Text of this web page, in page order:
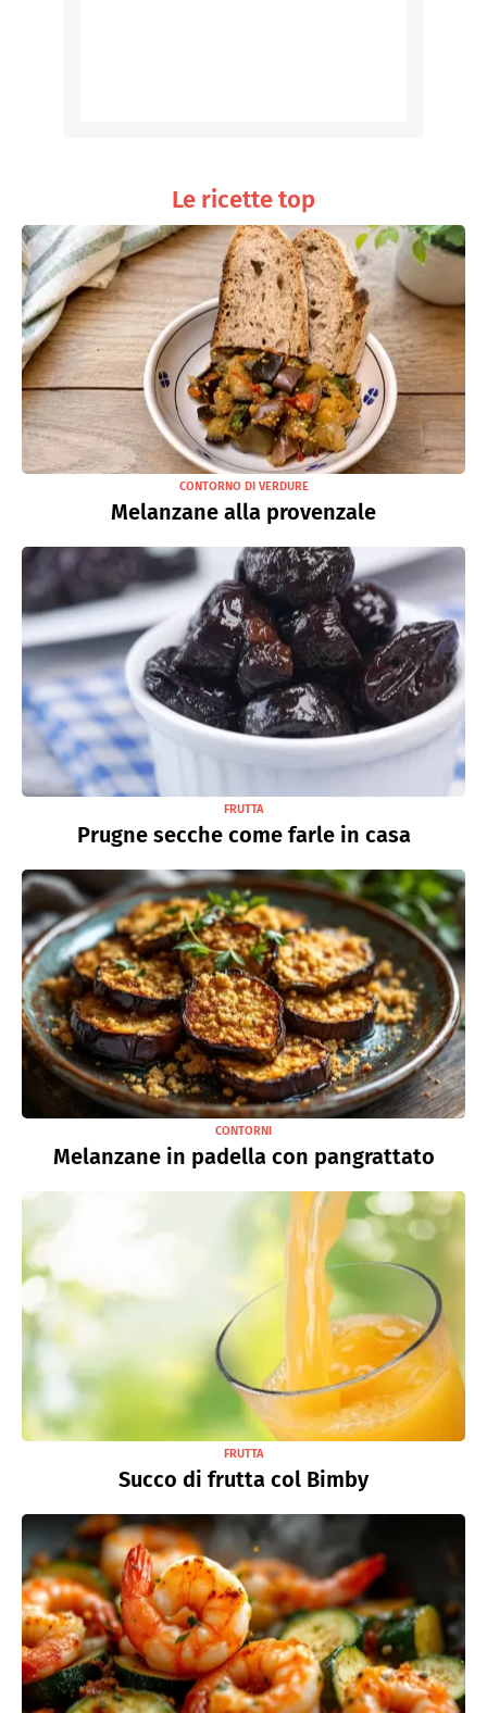
Le ricette top
CONTORNO DI VERDURE
Melanzane alla provenzale
FRUTTA
Prugne secche come farle in casa
CONTORNI
Melanzane in padella con pangrattato
FRUTTA
Succo di frutta col Bimby